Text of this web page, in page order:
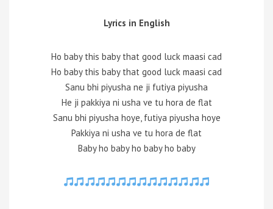
Lyrics in English
Ho baby this baby that good luck maasi cad
Ho baby this baby that good luck maasi cad
Sanu bhi piyusha ne ji futiya piyusha
He ji pakkiya ni usha ve tu hora de flat
Sanu bhi piyusha hoye, futiya piyusha hoye
Pakkiya ni usha ve tu hora de flat
Baby ho baby ho baby ho baby